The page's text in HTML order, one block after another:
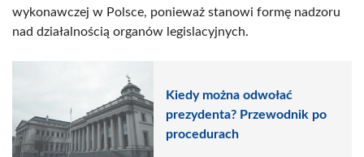
wykonawczej w Polsce, ponieważ stanowi formę nadzoru
nad działalnością organów legislacyjnych.
Kiedy można odwołać
prezydenta? Przewodnik po
procedurach